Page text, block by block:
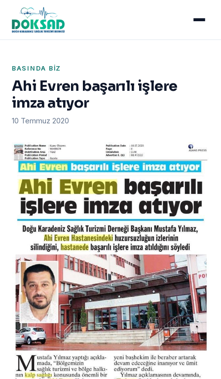
BASINDA BIZ
Ahi Evren başarılı işlere
imza atıyor
10 Temmuz 2020